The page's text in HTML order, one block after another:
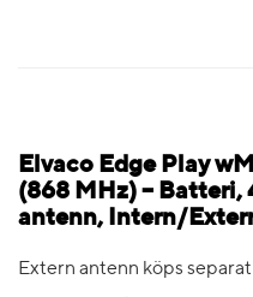
Elvaco Edge Play
(868 MHz) – Batteri,
antenn, Intern/
Extern antenn köps